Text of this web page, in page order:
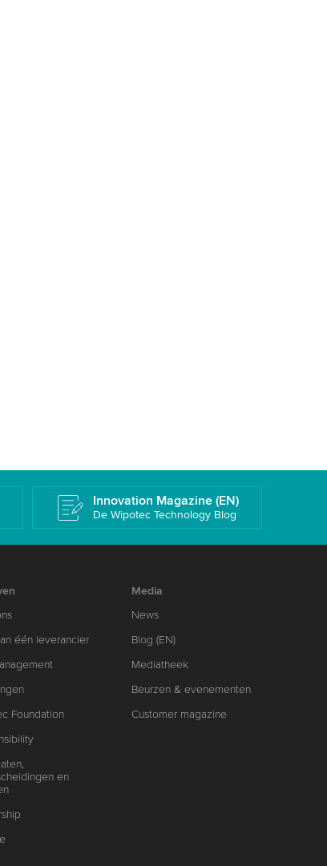
Innovation Magazine (EN)
De Wipotec Technology Blog
één leverancier
Foundation
en
Media
News
Blog (EN)
Mediatheek
Beurzen & evenementen
Customer magazine